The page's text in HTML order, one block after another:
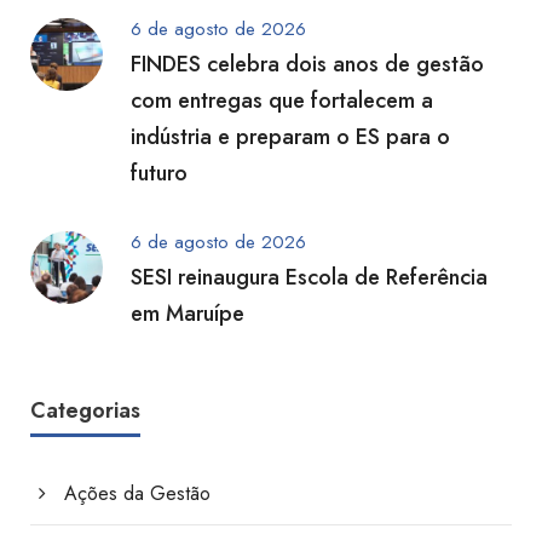
6 de agosto de 2026
FINDES celebra dois anos de gestão
com entregas que fortalecem a
indústria e preparam o ES para o
futuro
6 de agosto de 2026
SESI reinaugura Escola de Referência
em Maruípe
Categorias
Ações da Gestão